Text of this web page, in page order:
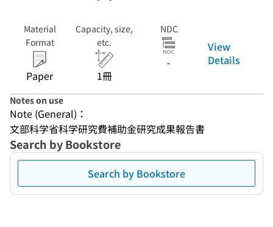
Material
Format
Paper
Capacity, size,
etc.
1冊
NDC
-
View
Details
Notes on use
Note (General)：
文部科学省科学研究費補助金研究成果報告書
Search by Bookstore
Search by Bookstore